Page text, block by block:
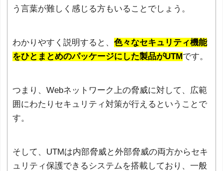
う言葉が難しく感じる方もいることでしょう。
わかりやすく説明すると、 色々なセキュリティ機能
をひとまとめのパッケージにした製品がUTMです。
つまり、Webネットワーク上の脅威に対して、広範
囲にわたりセキュリティ対策が行えるということで
す。
そして、UTMは内部脅威と外部脅威の両方からセキ
ュリティ保護できるシステムを搭載しており、一般